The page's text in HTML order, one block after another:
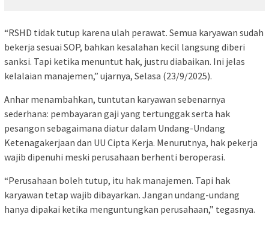
“RSHD tidak tutup karena ulah perawat. Semua karyawan sudah
bekerja sesuai SOP, bahkan kesalahan kecil langsung diberi
sanksi. Tapi ketika menuntut hak, justru diabaikan. Ini jelas
kelalaian manajemen,” ujarnya, Selasa (23/9/2025).
Anhar menambahkan, tuntutan karyawan sebenarnya
sederhana: pembayaran gaji yang tertunggak serta hak
pesangon sebagaimana diatur dalam Undang-Undang
Ketenagakerjaan dan UU Cipta Kerja. Menurutnya, hak pekerja
wajib dipenuhi meski perusahaan berhenti beroperasi.
“Perusahaan boleh tutup, itu hak manajemen. Tapi hak
karyawan tetap wajib dibayarkan. Jangan undang-undang
hanya dipakai ketika menguntungkan perusahaan,” tegasnya.